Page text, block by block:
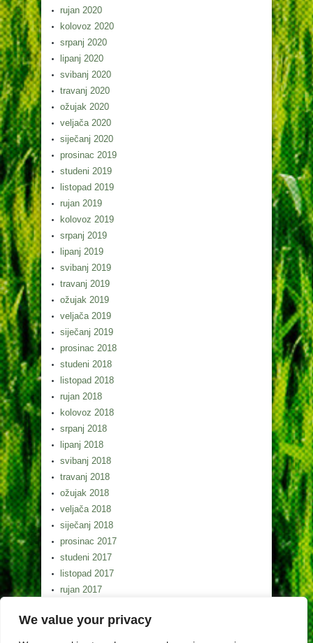
We value your privacy
rujan 2020
kolovoz 2020
srpanj 2020
lipanj 2020
svibanj 2020
travanj 2020
ožujak 2020
veljača 2020
siječanj 2020
prosinac 2019
studeni 2019
listopad 2019
rujan 2019
kolovoz 2019
srpanj 2019
lipanj 2019
svibanj 2019
travanj 2019
ožujak 2019
veljača 2019
siječanj 2019
prosinac 2018
studeni 2018
listopad 2018
rujan 2018
kolovoz 2018
srpanj 2018
lipanj 2018
svibanj 2018
travanj 2018
ožujak 2018
veljača 2018
siječanj 2018
prosinac 2017
studeni 2017
listopad 2017
rujan 2017
srpanj 2017